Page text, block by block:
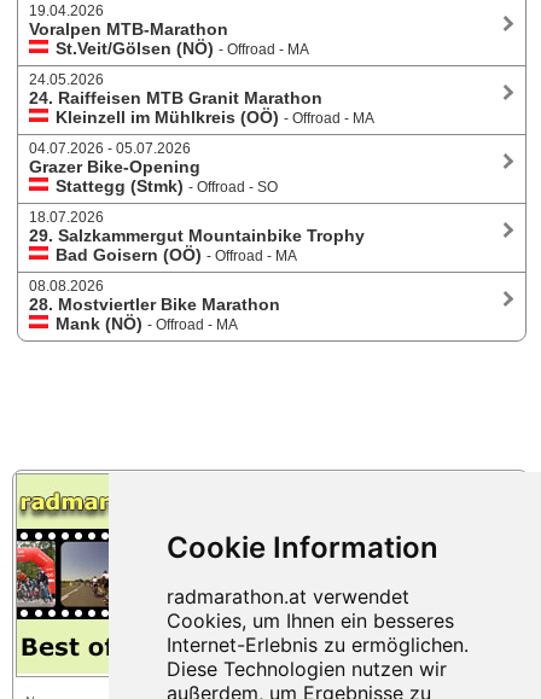
19.04.2026
Voralpen MTB-Marathon
St.Veit/Gölsen (NÖ) - Offroad - MA
24.05.2026
24. Raiffeisen MTB Granit Marathon
Kleinzell im Mühlkreis (OÖ) - Offroad - MA
04.07.2026 - 05.07.2026
Grazer Bike-Opening
Stattegg (Stmk) - Offroad - SO
18.07.2026
29. Salzkammergut Mountainbike Trophy
Bad Goisern (OÖ) - Offroad - MA
08.08.2026
28. Mostviertler Bike Marathon
Mank (NÖ) - Offroad - MA